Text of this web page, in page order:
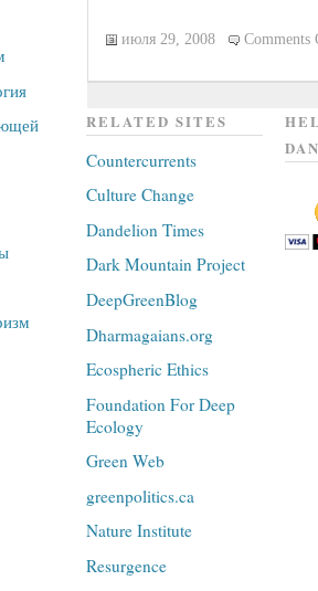
июля 29, 2008 Comments
RELATED SITES
Countercurrents
Culture Change
Dandelion Times
Dark Mountain Project
DeepGreenBlog
Dharmagaians.org
Ecospheric Ethics
Foundation For Deep
Ecology
Green Web
greenpolitics.ca
Nature Institute
Resurgence